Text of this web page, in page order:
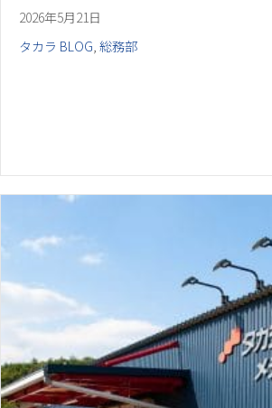
2026年5月21日
タカラ BLOG, 総務部